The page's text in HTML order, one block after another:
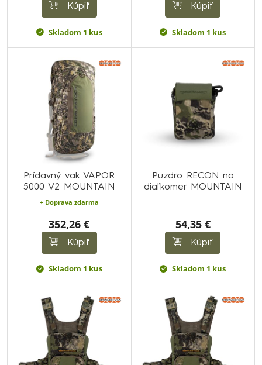
Kúpiť
Skladom 1 kus
Kúpiť
Skladom 1 kus
Prídavný vak VAPOR
5000 V2 MOUNTAIN
+ Doprava zdarma
352,26 €
Kúpiť
Skladom 1 kus
Puzdro RECON na
diaľkomer MOUNTAIN
54,35 €
Kúpiť
Skladom 1 kus